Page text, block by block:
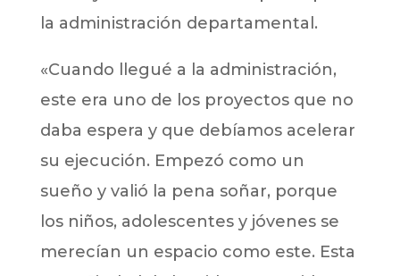
la administración departamental.
«Cuando llegué a la administración,
este era uno de los proyectos que no
daba espera y que debíamos acelerar
su ejecución. Empezó como un
sueño y valió la pena soñar, porque
los niños, adolescentes y jóvenes se
merecían un espacio como este. Esta